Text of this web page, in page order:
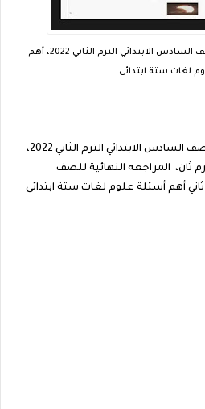
المراجعة النهائية ساينس للصف السادس الابتدائي الترم الثاني 2022، أهم
لغات ستة ابتدائى
ليلة إمتحان مادة الساينس للصف السادس الابتدائي الترم الثاني 2022،
ثان، المراجعه النهائية للصف
أهم أسئلة علوم لغات ستة ابتدائى